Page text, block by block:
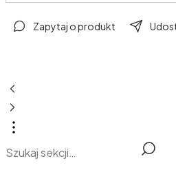
Zapytaj o produkt